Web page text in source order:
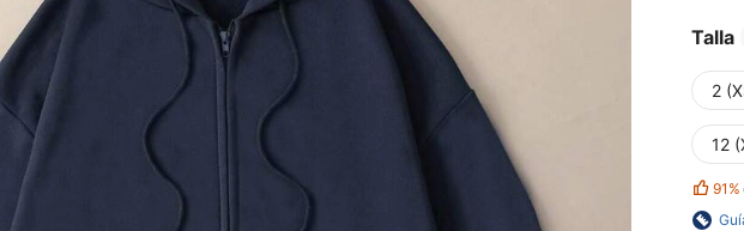
Talla
2
12
91%